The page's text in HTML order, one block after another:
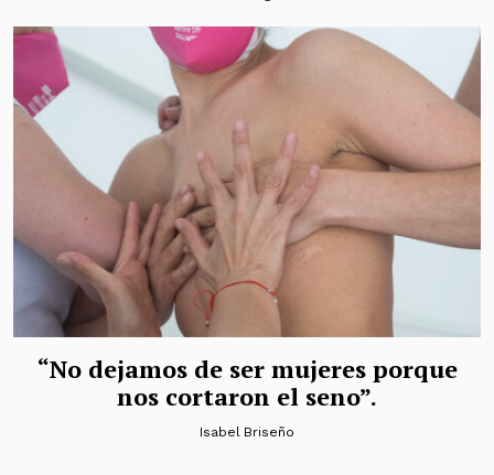
“No dejamos de ser mujeres porque
nos cortaron el seno”.
Isabel Briseño